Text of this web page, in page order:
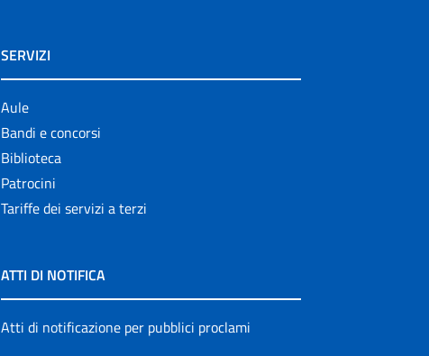
SERVIZI
Aule
Bandi e concorsi
Biblioteca
Patrocini
Tariffe dei servizi a terzi
ATTI DI NOTIFICA
Atti di notificazione per pubblici proclami